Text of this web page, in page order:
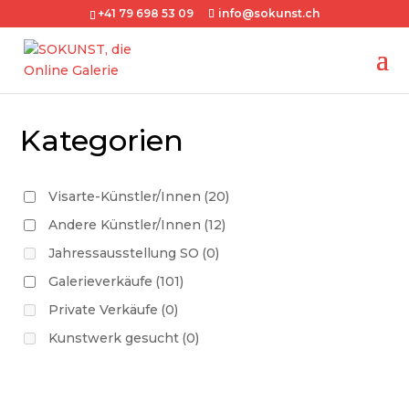
+41 79 698 53 09 info@sokunst.ch
Kategorien
Visarte-Künstler/Innen (20)
Andere Künstler/Innen (12)
Jahressausstellung SO (0)
Galerieverkäufe (101)
Private Verkäufe (0)
Kunstwerk gesucht (0)